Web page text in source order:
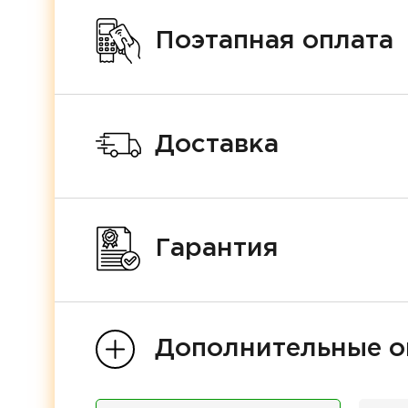
Поэтапная оплата
Доставка
Гарантия
Дополнительные